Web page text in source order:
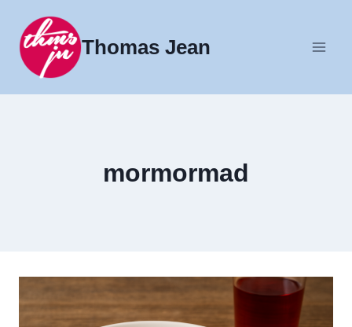
indhold
Thomas Jean
mormormad